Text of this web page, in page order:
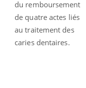
du remboursement
de quatre actes liés
au traitement des
caries dentaires.